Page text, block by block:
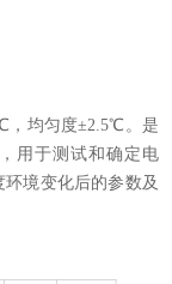
，均匀度±2.5℃。是
用于测试和确定电
境变化后的参数及